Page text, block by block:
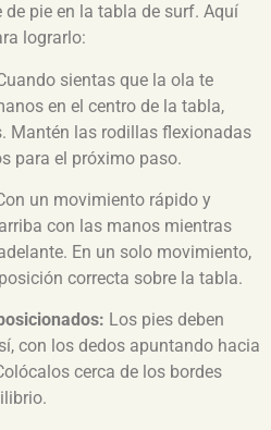
de pie en la tabla de surf. Aquí
lograrlo:
sientas que la ola te
en el centro de la tabla,
Mantén las rodillas flexionadas
para el próximo paso.
un movimiento rápido y
con las manos mientras
En un solo movimiento,
correcta sobre la tabla.
Los pies deben
con los dedos apuntando hacia
cerca de los bordes